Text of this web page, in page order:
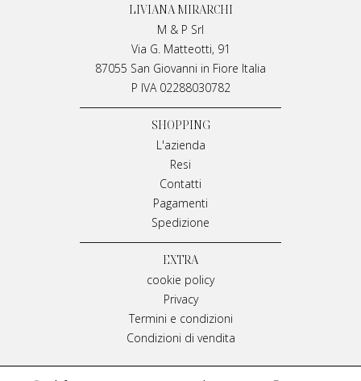
LIVIANA MIRARCHI
M & P Srl
Via G. Matteotti, 91
87055 San Giovanni in Fiore Italia
P IVA 02288030782
SHOPPING
L'azienda
Resi
Contatti
Pagamenti
Spedizione
EXTRA
cookie policy
Privacy
Termini e condizioni
Condizioni di vendita